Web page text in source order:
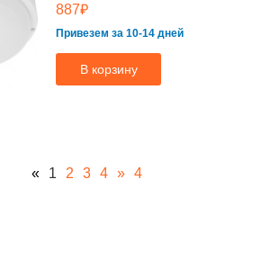
887₽
Привезем за 10-14 дней
В корзину
« 1 2 3 4 » 4